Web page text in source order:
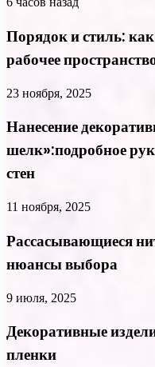
Порядок и стиль:
рабочее
23 ноября, 2025
Нанесение
шелк»:подробное
стен
11 ноября, 2025
Рассасывающиеся
нюансы выбора
9 июля, 2025
Декоративные
пленки